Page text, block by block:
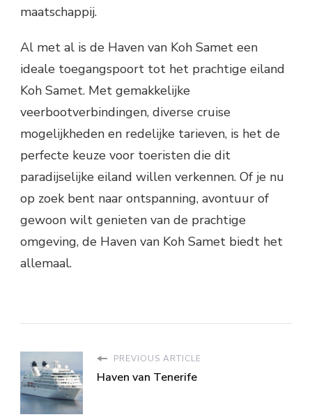
maatschappij.
Al met al is de Haven van Koh Samet een
ideale toegangspoort tot het prachtige eiland
Koh Samet. Met gemakkelijke
veerbootverbindingen, diverse cruise
mogelijkheden en redelijke tarieven, is het de
perfecte keuze voor toeristen die dit
paradijselijke eiland willen verkennen. Of je nu
op zoek bent naar ontspanning, avontuur of
gewoon wilt genieten van de prachtige
omgeving, de Haven van Koh Samet biedt het
allemaal.
PREVIOUS ARTICLE
Haven van Tenerife